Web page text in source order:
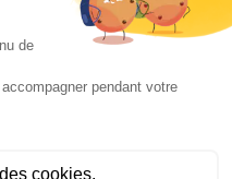
équipes
réservés.